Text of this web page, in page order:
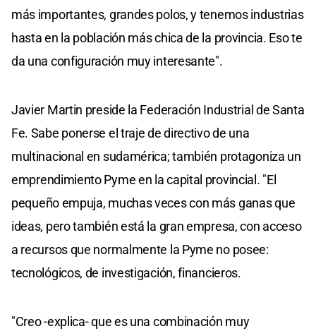
más importantes, grandes polos, y tenemos industrias
hasta en la población más chica de la provincia. Eso te
da una configuración muy interesante".
Javier Martin preside la Federación Industrial de Santa
Fe. Sabe ponerse el traje de directivo de una
multinacional en sudamérica; también protagoniza un
emprendimiento Pyme en la capital provincial. "El
pequeño empuja, muchas veces con más ganas que
ideas, pero también está la gran empresa, con acceso
a recursos que normalmente la Pyme no posee:
tecnológicos, de investigación, financieros.
"Creo -explica- que es una combinación muy